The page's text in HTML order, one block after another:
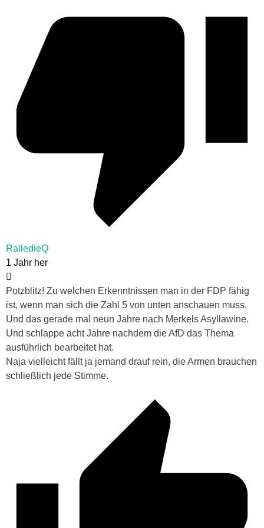
RalledieQ
1 Jahr her
Potzblitz! Zu welchen Erkenntnissen man in der FDP fähig
ist, wenn man sich die Zahl 5 von unten anschauen muss.
Und das gerade mal neun Jahre nach Merkels Asyllawine.
Und schlappe acht Jahre nachdem die AfD das Thema
ausführlich bearbeitet hat.
Naja vielleicht fällt ja jemand drauf rein, die Armen brauchen
schließlich jede Stimme.